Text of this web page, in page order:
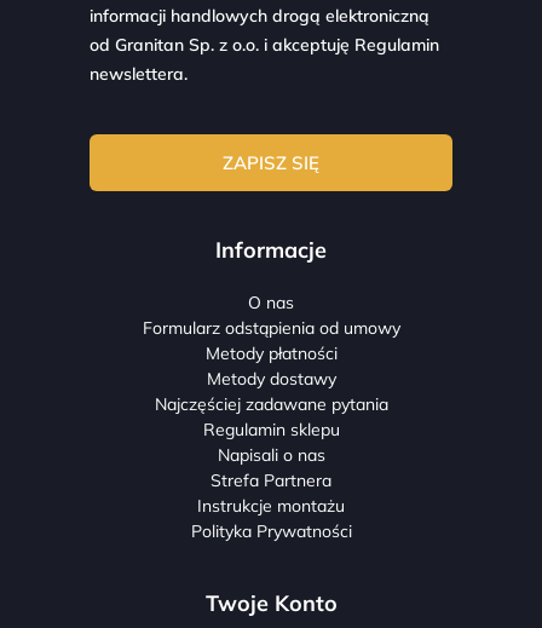
informacji handlowych drogą elektroniczną
od Granitan Sp. z o.o. i akceptuję Regulamin
newslettera.
Informacje
O nas
Formularz odstąpienia od umowy
Metody płatności
Metody dostawy
Najczęściej zadawane pytania
Regulamin sklepu
Napisali o nas
Strefa Partnera
Instrukcje montażu
Polityka Prywatności
Twoje Konto